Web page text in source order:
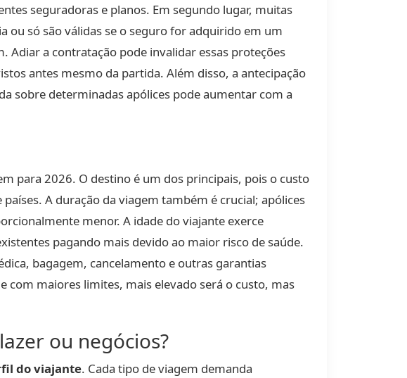
seguradoras e planos. Em segundo lugar, muitas
ou só são válidas se o seguro for adquirido em um
Adiar a contratação pode invalidar essas proteções
antes mesmo da partida. Além disso, a antecipação
sobre determinadas apólices pode aumentar com a
para 2026. O destino é um dos principais, pois o custo
A duração da viagem também é crucial; apólices
menor. A idade do viajante exerce
pagando mais devido ao maior risco de saúde.
bagagem, cancelamento e outras garantias
maiores limites, mais elevado será o custo, mas
ou negócios?
do viajante. Cada tipo de viagem demanda